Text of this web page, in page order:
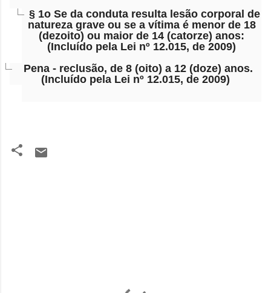
§ 1oSe da conduta resulta lesão corporal de
natureza grave ou se a vítima é menor de 18
(dezoito) ou maior de 14 (catorze) anos:
(Incluído pela Lei nº 12.015, de 2009)
Pena - reclusão, de 8 (oito) a 12 (doze) anos.
(Incluído pela Lei nº 12.015, de 2009)